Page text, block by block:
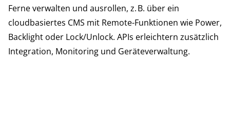
Ferne verwalten und ausrollen, z. B. über ein
cloudbasiertes CMS mit Remote-Funktionen wie Power,
Backlight oder Lock/Unlock. APIs erleichtern zusätzlich
Integration, Monitoring und Geräteverwaltung.